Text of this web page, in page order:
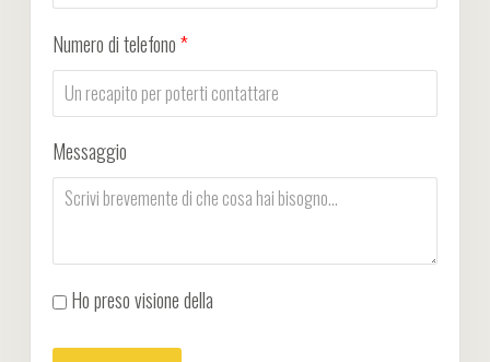
Numero di telefono*
Messaggio
Ho preso visione della